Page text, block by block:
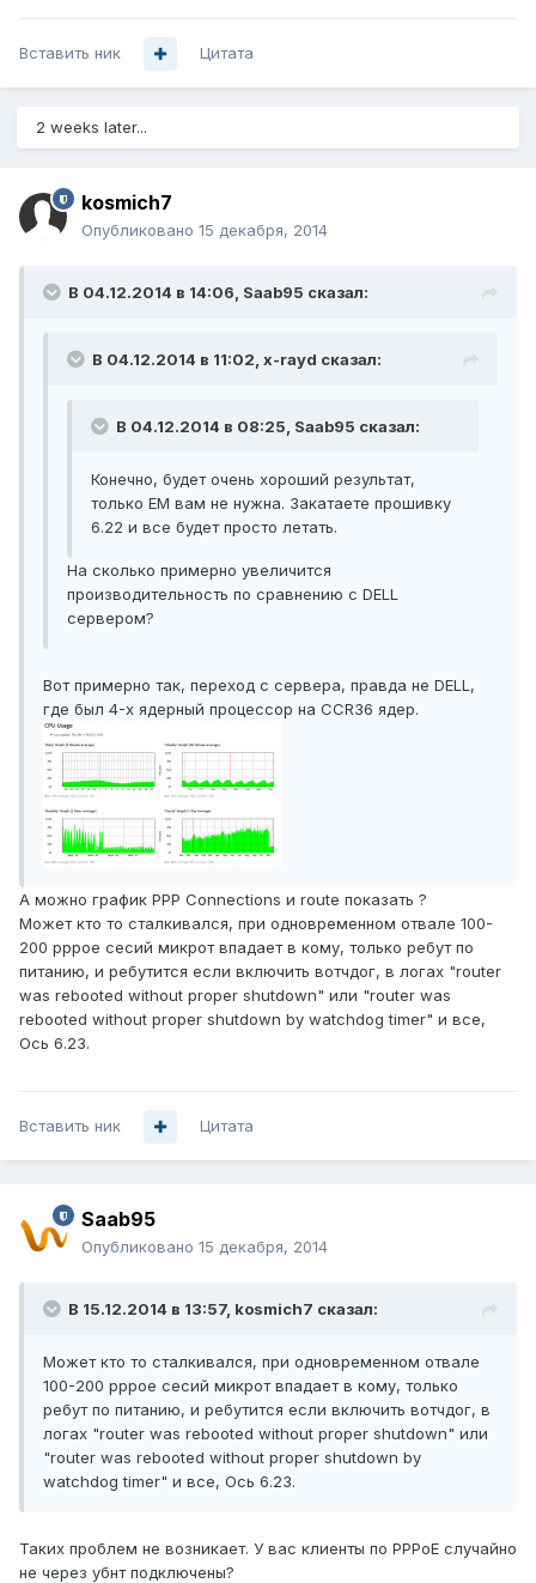
Вставить ник Цитата
2 weeks later...
kosmich7
Опубликовано 15 декабря, 2014
В 04.12.2014 в 14:06, Saab95 сказал:
В 04.12.2014 в 11:02, x-rayd сказал:
В 04.12.2014 в 08:25, Saab95 сказал:
Конечно, будет очень хороший результат,
только EM вам не нужна. Закатаете прошивку
6.22 и все будет просто летать.
На сколько примерно увеличится
производительность по сравнению с DELL
сервером?
Вот примерно так, переход с сервера, правда не DELL,
где был 4-х ядерный процессор на CCR36 ядер.
А можно график PPP Connections и route показать ?
Может кто то сталкивался, при одновременном отвале 100-
200 pppoe сесий микрот впадает в кому, только ребут по
питанию, и ребутится если включить вотчдог, в логах "router
was rebooted without proper shutdown" или "router was
rebooted without proper shutdown by watchdog timer" и все,
Ось 6.23.
Вставить ник Цитата
Saab95
Опубликовано 15 декабря, 2014
В 15.12.2014 в 13:57, kosmich7 сказал:
Может кто то сталкивался, при одновременном отвале
100-200 pppoe сесий микрот впадает в кому, только
ребут по питанию, и ребутится если включить вотчдог, в
логах "router was rebooted without proper shutdown" или
"router was rebooted without proper shutdown by
watchdog timer" и все, Ось 6.23.
Таких проблем не возникает. У вас клиенты по PPPoE случайно
не через убнт подключены?